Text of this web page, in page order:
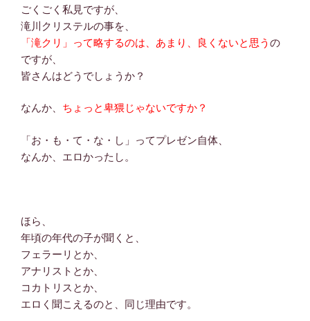
ごくごく私見ですが、
滝川クリステルの事を、
「滝クリ」って略するのは、あまり、良くないと思う の
ですが、
皆さんはどうでしょうか？
なんか、 ちょっと卑猥じゃないですか？
「お・も・て・な・し」ってプレゼン自体、
なんか、エロかったし。
ほら、
年頃の年代の子が聞くと、
フェラーリとか、
アナリストとか、
コカトリスとか、
エロく聞こえるのと、同じ理由です。